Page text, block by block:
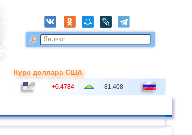
Курс доллара США
+0.4784 81.408